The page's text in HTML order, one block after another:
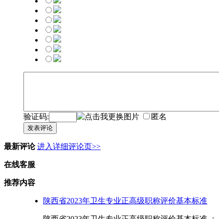
验证码: 匿名
发表评论
最新评论 进入详细评论页>>
在线客服
推荐内容
陕西省2023年卫生专业正高级职称评价基本标准